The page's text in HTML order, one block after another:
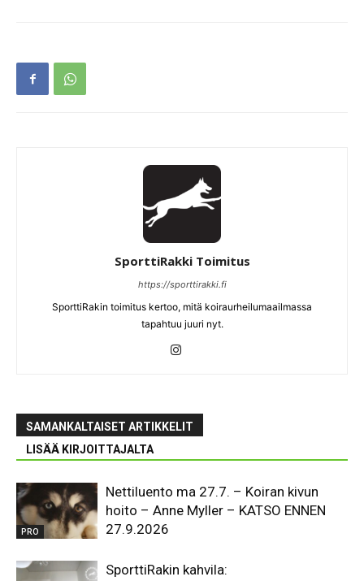
SporttiRakki Toimitus
https://sporttirakki.fi
SporttiRakin toimitus kertoo, mitä koiraurheilumaailmassa
tapahtuu juuri nyt.
SAMANKALTAISET ARTIKKELIT
LISÄÄ KIRJOITTAJALTA
PRO
Nettiluento ma 27.7. – Koiran kivun
hoito – Anne Myller – KATSO ENNEN
27.9.2026
SporttiRakin kahvila: